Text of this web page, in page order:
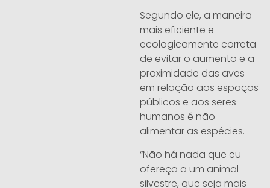
Segundo ele, a maneira
mais eficiente e
ecologicamente correta
de evitar o aumento e a
proximidade das aves
em relação aos espaços
públicos e aos seres
humanos é não
alimentar as espécies.
“Não há nada que eu
ofereça a um animal
silvestre, que seja mais